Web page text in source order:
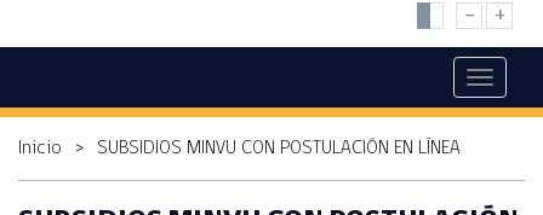
- +
Toggle
Inicio > SUBSIDIOS MINVU CON POSTULACIÓN EN LÍNEA